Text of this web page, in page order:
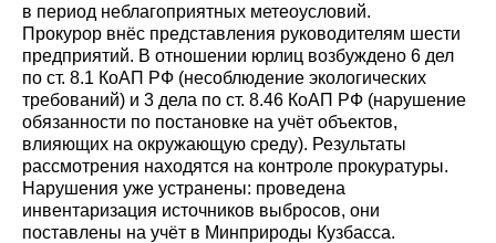
в период неблагоприятных метеоусловий.
Прокурор внёс представления руководителям шести
предприятий. В отношении юрлиц возбуждено 6 дел
по ст. 8.1 КоАП РФ (несоблюдение экологических
требований) и 3 дела по ст. 8.46 КоАП РФ (нарушение
обязанности по постановке на учёт объектов,
влияющих на окружающую среду). Результаты
рассмотрения находятся на контроле прокуратуры.
Нарушения уже устранены: проведена
инвентаризация источников выбросов, они
поставлены на учёт в Минприроды Кузбасса.